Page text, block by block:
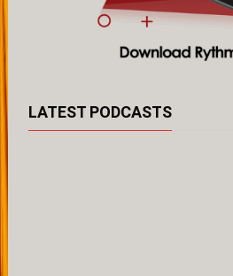
LATEST PODCASTS